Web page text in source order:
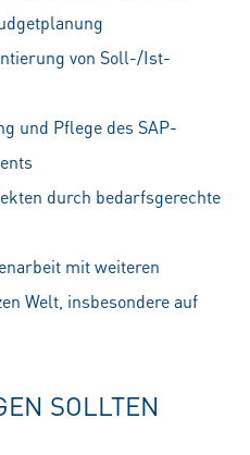
von Soll-/Ist-
und Pflege des SAP-
durch bedarfsgerechte
mit weiteren
Welt, insbesondere auf
SOLLTEN